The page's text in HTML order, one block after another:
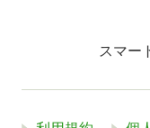
スマー